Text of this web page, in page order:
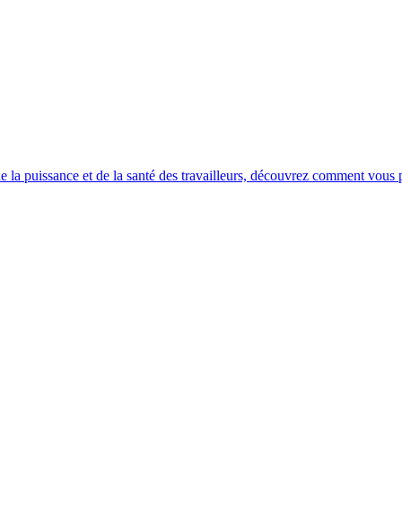
puissance et de la santé des travailleurs, découvrez comment